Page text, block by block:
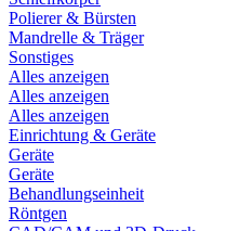
Polierer & Bürsten
Mandrelle & Träger
Sonstiges
Alles anzeigen
Alles anzeigen
Alles anzeigen
Einrichtung & Geräte
Geräte
Geräte
Behandlungseinheit
Röntgen